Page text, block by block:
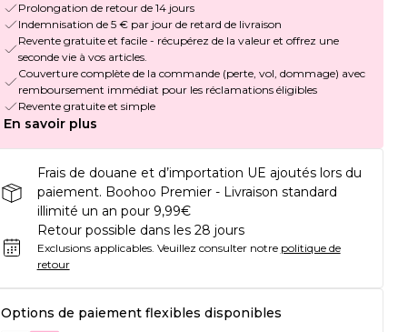
Prolongation de retour de 14 jours
Indemnisation de 5 € par jour de retard de livraison
Revente gratuite et facile - récupérez de la valeur et offrez une
seconde vie à vos articles.
Couverture complète de la commande (perte, vol, dommage) avec
remboursement immédiat pour les réclamations éligibles
Revente gratuite et simple
En savoir plus
Frais de douane et d’importation UE ajoutés lors du
paiement. Boohoo Premier - Livraison standard
illimité un an pour 9,99€
Retour possible dans les 28 jours
Exclusions applicables. Veuillez consulter notre politique de
retour
Options de paiement flexibles disponibles